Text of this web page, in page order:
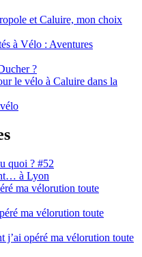
et Caluire, mon choix
à Vélo : Aventures
?
le vélo à Caluire dans la
quoi ? #52
à Lyon
ma vélorution toute
ma vélorution toute
j’ai opéré ma vélorution toute